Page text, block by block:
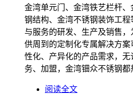
金湾单元门、金湾铁艺栏杆
钢结构、金湾不锈钢装饰工
与服务的研发、生产及销售
供周到的定制化专属解决方
性化、产异化的产品需求，
务、加盟，金湾钿众不锈钢都
阅读全文